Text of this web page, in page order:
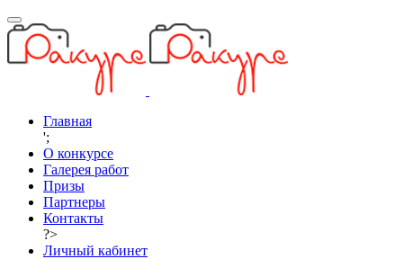
Главная
';
О конкурсе
Галерея работ
Призы
Партнеры
Контакты
?>
Личный кабинет